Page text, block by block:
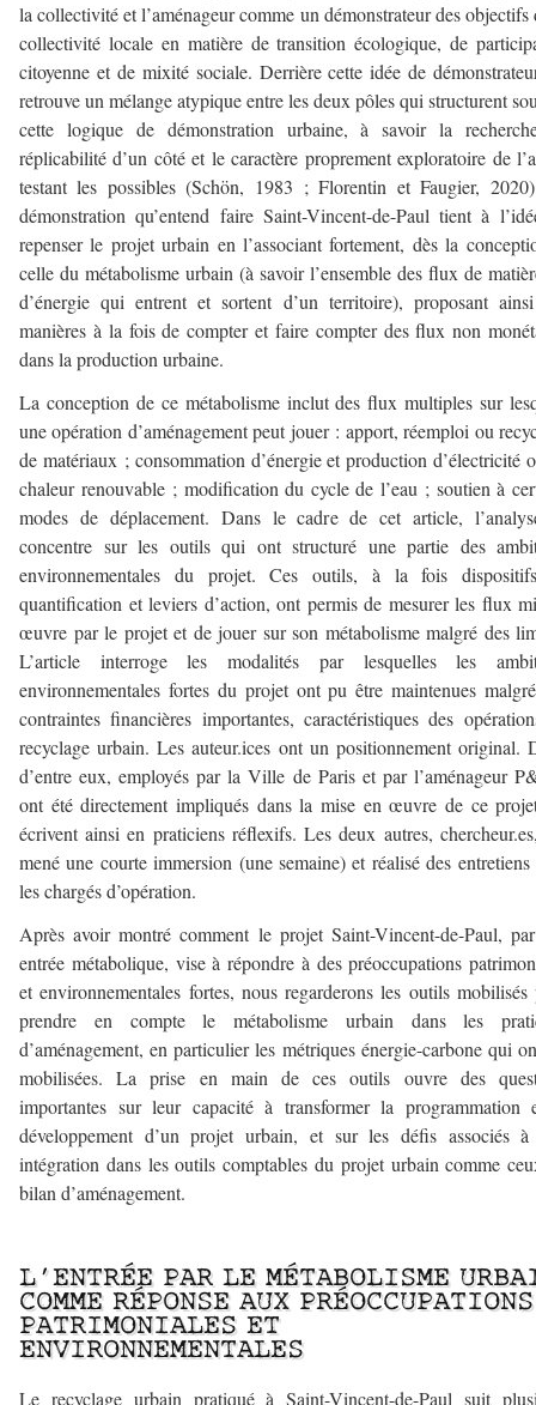
la collectivité et l’aménageur comme un démonstrateur des objectifs
collectivité locale en matière de transition écologique, de
citoyenne et de mixité sociale. Derrière cette idée de
retrouve un mélange atypique entre les deux pôles qui structurent
cette logique de démonstration urbaine, à savoir la
réplicabilité d’un côté et le caractère proprement exploratoire de
testant les possibles (Schön, 1983 ; Florentin et Faugier,
démonstration qu’entend faire Saint-Vincent-de-Paul tient à
repenser le projet urbain en l’associant fortement, dès la
celle du métabolisme urbain (à savoir l’ensemble des flux de
d’énergie qui entrent et sortent d’un territoire), proposant
manières à la fois de compter et faire compter des flux non
dans la production urbaine.
La conception de ce métabolisme inclut des flux multiples sur
une opération d’aménagement peut jouer : apport, réemploi ou
de matériaux ; consommation d’énergie et production d’électricité
chaleur renouvable ; modification du cycle de l’eau ; soutien à
modes de déplacement. Dans le cadre de cet article,
concentre sur les outils qui ont structuré une partie des
environnementales du projet. Ces outils, à la fois
quantification et leviers d’action, ont permis de mesurer les flux
œuvre par le projet et de jouer sur son métabolisme malgré des
L’article interroge les modalités par lesquelles les
environnementales fortes du projet ont pu être maintenues
contraintes financières importantes, caractéristiques des
recyclage urbain. Les auteur.ices ont un positionnement original.
d’entre eux, employés par la Ville de Paris et par l’aménageur
ont été directement impliqués dans la mise en œuvre de ce
écrivent ainsi en praticiens réflexifs. Les deux autres,
mené une courte immersion (une semaine) et réalisé des entretiens
les chargés d’opération.
Après avoir montré comment le projet Saint-Vincent-de-Paul,
entrée métabolique, vise à répondre à des préoccupations
et environnementales fortes, nous regarderons les outils mobilisés
prendre en compte le métabolisme urbain dans les
d’aménagement, en particulier les métriques énergie-carbone qui
mobilisées. La prise en main de ces outils ouvre des
importantes sur leur capacité à transformer la programmation
développement d’un projet urbain, et sur les défis associés
intégration dans les outils comptables du projet urbain comme
bilan d’aménagement.
L’ENTRÉE PAR LE MÉTABOLISME
COMME RÉPONSE AUX PRÉOCCUPATIONS
PATRIMONIALES ET
ENVIRONNEMENTALES
Le recyclage urbain pratiqué à Saint-Vincent-de-Paul suit